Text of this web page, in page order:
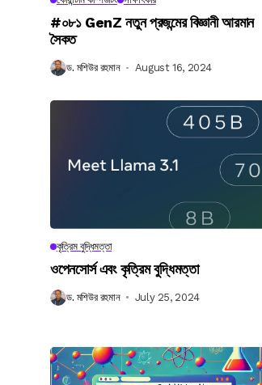
#০৮১ GenZ নতুন প্রজন্মের বিজ্ঞানী আরমান
সৈকত
ড. মশিউর রহমান August 16, 2024
কৃত্রিম বুদ্ধিমত্তা
ওপেনসোর্স এবং কৃত্রিম বুদ্ধিমত্তা
ড. মশিউর রহমান July 25, 2024